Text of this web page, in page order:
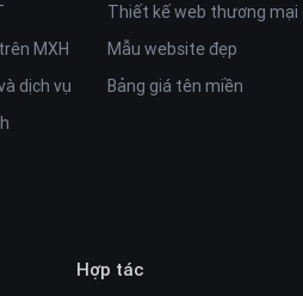
trong việc hiển thị trên tất cả mọi
mắt với khách hàng.
tích hợp các mạng xã hội phổ biến
MXH
dịch vụ
Thiết kế web thương mại
Mẫu website đẹp
Bảng giá tên miền
Hợp tác